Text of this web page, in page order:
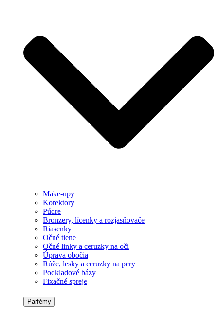
Make-upy
Korektory
Púdre
Bronzery, lícenky a rozjasňovače
Riasenky
Očné tiene
Očné linky a ceruzky na oči
Úprava obočia
Rúže, lesky a ceruzky na pery
Podkladové bázy
Fixačné spreje
Parfémy